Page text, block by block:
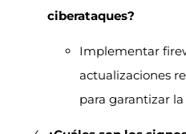
ciberataques?
Implementar
actualizaciones
para garantizar la